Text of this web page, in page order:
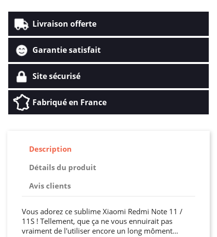
Livraison offerte
Garantie satisfait
Site sécurisé
Fabriqué en France
Description
Détails du produit
Avis clients
Vous adorez ce sublime Xiaomi Redmi Note 11 /
11S ! Tellement, que ça ne vous ennuirait pas
vraiment de l'utiliser encore un long môment…